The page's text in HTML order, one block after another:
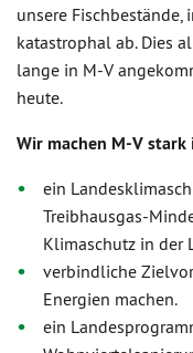
unsere
katastrophal ab. Dies
lange in M-V
heute.
Wir machen M-V
ein
Treibhausgas-
Klimaschutz in der
verbindliche
Energien machen.
ein